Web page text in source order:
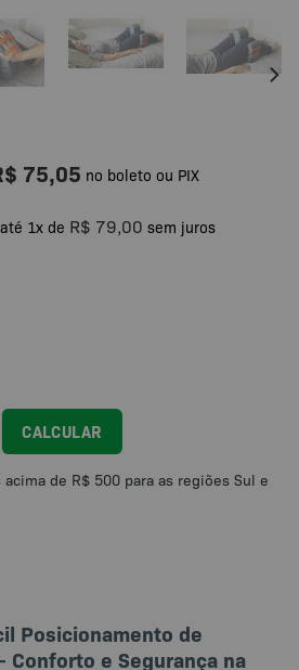
75,05 no boleto ou PIX
1x de R$ 79,00 sem juros
CALCULAR
Posicionamento de
Conforto e Segurança na